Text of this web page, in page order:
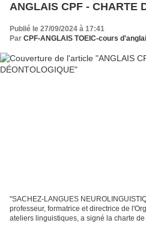
ANGLAIS CPF - CHARTE
Publié le 27/09/2024 à 17:41
Par CPF-ANGLAIS TOEIC-cours
"SACHEZ-LANGUES
professeur, formatrice et directrice de
ateliers linguistiques, a signé la charte